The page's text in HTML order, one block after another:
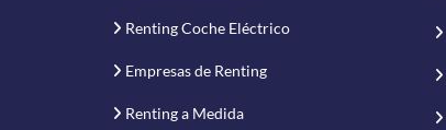
Renting Coche Eléctrico
Empresas de Renting
Renting a Medida